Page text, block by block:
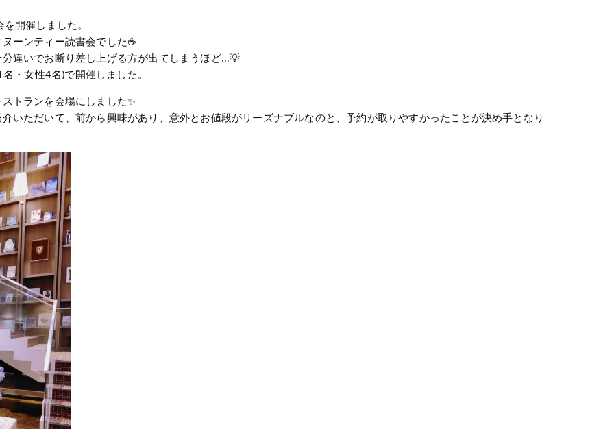
開催しました。
ーンティー読書会でした☕
違いでお断り差し上げる方が出てしまうほど…💡
・女性4名)で開催しました。
トランを会場にしました✨
いただいて、前から興味があり、意外とお値段がリーズナブルなのと、予約が取りやすかったことが決め手となり